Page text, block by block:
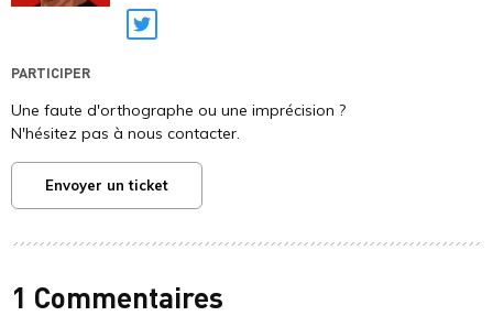
Twitter
PARTICIPER
Une faute d'orthographe ou une imprécision ?
N'hésitez pas à nous contacter.
Envoyer un ticket
1 Commentaires